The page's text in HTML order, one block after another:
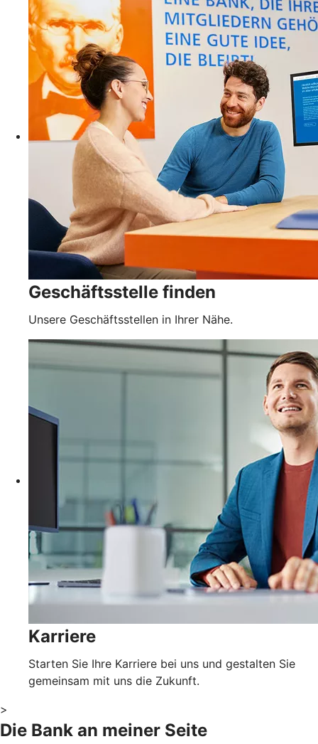
Geschäftsstelle finden
Unsere Geschäftsstellen in Ihrer Nähe.
Karriere
Starten Sie Ihre Karriere bei uns und gestalten Sie
gemeinsam mit uns die Zukunft.
>
Die Bank an meiner Seite